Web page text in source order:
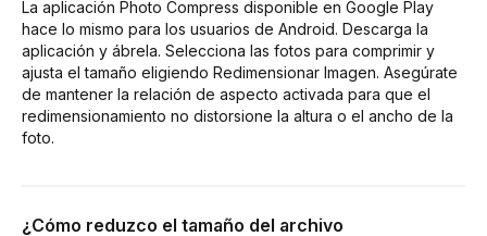
La aplicación Photo Compress disponible en Google Play
hace lo mismo para los usuarios de Android. Descarga la
aplicación y ábrela. Selecciona las fotos para comprimir y
ajusta el tamaño eligiendo Redimensionar Imagen. Asegúrate
de mantener la relación de aspecto activada para que el
redimensionamiento no distorsione la altura o el ancho de la
foto.
¿Cómo reduzco el tamaño del archivo